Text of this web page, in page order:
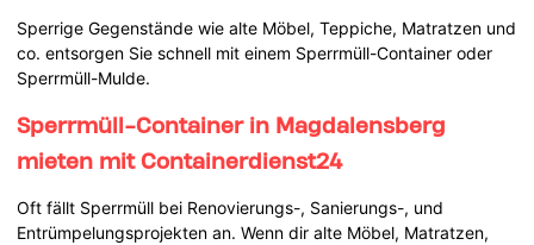
Sperrige Gegenstände wie alte Möbel, Teppiche, Matratzen und
co. entsorgen Sie schnell mit einem Sperrmüll-Container oder
Sperrmüll-Mulde.
Sperrmüll-Container in Magdalensberg
mieten mit Containerdienst24
Oft fällt Sperrmüll bei Renovierungs-, Sanierungs-, und
Entrümpelungsprojekten an. Wenn dir alte Möbel, Matratzen,